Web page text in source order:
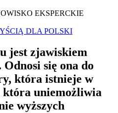
EKSPERCKIE
DLA POLSKI
jest zjawiskiem
się ona do
która istnieje w
uniemożliwia
wyższych